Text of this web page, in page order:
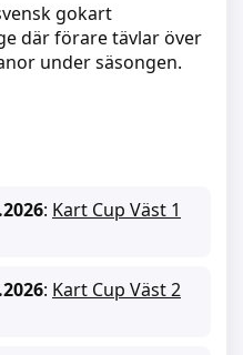
gokart
där förare tävlar över
under säsongen.
: Kart Cup Väst 1
: Kart Cup Väst 2